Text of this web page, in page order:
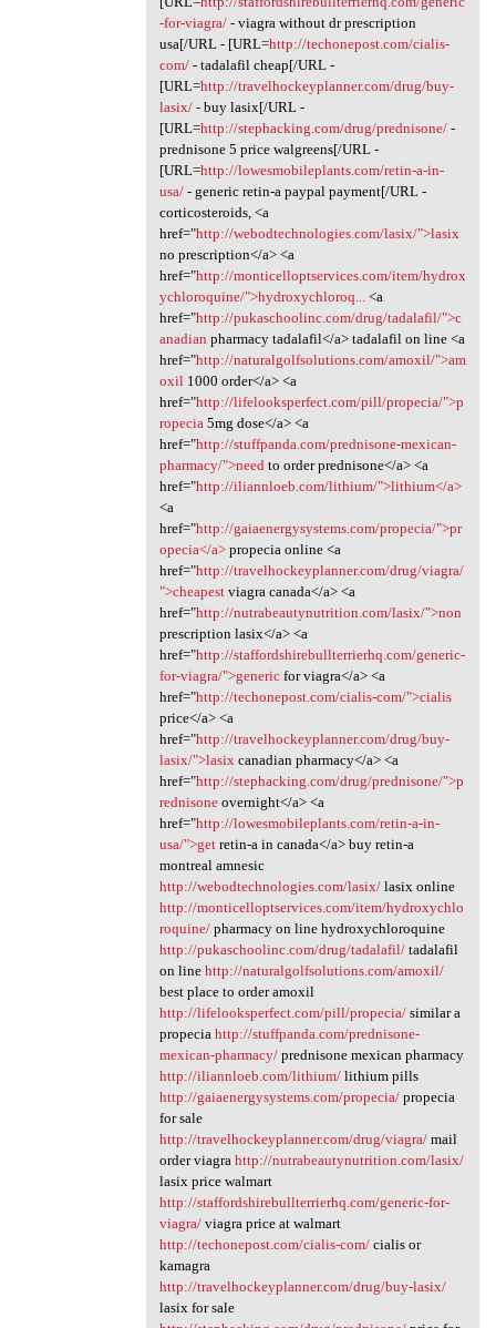
-for-viagra/- viagra without dr prescription
usa[/URL - [URL=http://techonepost.com/cialis-
com/- tadalafil cheap[/URL -
[URL=http://travelhockeyplanner.com/drug/buy-
lasix/- buy lasix[/URL -
[URL=http://stephacking.com/drug/prednisone/-
prednisone 5 price walgreens[/URL -
[URL=http://lowesmobileplants.com/retin-a-in-
usa/- generic retin-a paypal payment[/URL -
corticosteroids, <a
href="http://webodtechnologies.com/lasix/">lasix
no prescription</a> <a
href="http://monticelloptservices.com/item/hydrox
ychloroquine/">hydroxychloroq...<a
href="http://pukaschoolinc.com/drug/tadalafil/">c
anadian pharmacy tadalafil</a> tadalafil on line <a
href="http://naturalgolfsolutions.com/amoxil/">am
oxil1000 order</a> <a
href="http://lifelooksperfect.com/pill/propecia/">p
ropecia5mg dose</a> <a
href="http://stuffpanda.com/prednisone-mexican-
pharmacy/">needto order prednisone</a> <a
href="http://iliannloeb.com/lithium/">lithium</a>
<a
href="http://gaiaenergysystems.com/propecia/">pr
opecia</a>propecia online <a
href="http://travelhockeyplanner.com/drug/viagra/
">cheapestviagra canada</a> <a
href="http://nutrabeautynutrition.com/lasix/">non
prescription lasix</a> <a
href="http://staffordshirebullterrierhq.com/generic-
for-viagra/">genericfor viagra</a> <a
href="http://techonepost.com/cialis-com/">cialis
price</a> <a
href="http://travelhockeyplanner.com/drug/buy-
lasix/">lasixcanadian pharmacy</a> <a
href="http://stephacking.com/drug/prednisone/">p
rednisoneovernight</a> <a
href="http://lowesmobileplants.com/retin-a-in-
usa/">getretin-a in canada</a> buy retin-a
montreal amnesic
http://webodtechnologies.com/lasix/lasix online
http://monticelloptservices.com/item/hydroxychlo
roquine/pharmacy on line hydroxychloroquine
http://pukaschoolinc.com/drug/tadalafil/tadalafil
on line http://naturalgolfsolutions.com/amoxil/
best place to order amoxil
http://lifelooksperfect.com/pill/propecia/similar a
propecia http://stuffpanda.com/prednisone-
mexican-pharmacy/prednisone mexican pharmacy
http://iliannloeb.com/lithium/lithium pills
http://gaiaenergysystems.com/propecia/propecia
for sale
http://travelhockeyplanner.com/drug/viagra/mail
order viagra http://nutrabeautynutrition.com/lasix/
lasix price walmart
http://staffordshirebullterrierhq.com/generic-for-
viagra/viagra price at walmart
http://techonepost.com/cialis-com/cialis or
kamagra
http://travelhockeyplanner.com/drug/buy-lasix/
lasix for sale